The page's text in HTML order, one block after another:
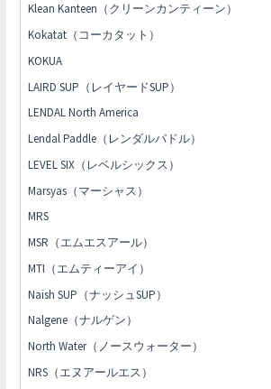
Klean Kanteen（クリーンカンティーン）
Kokatat（コーカタット）
KOKUA
LAIRD SUP（レイヤードSUP）
LENDAL North America
Lendal Paddle（レンダルパドル）
LEVEL SIX（レベルシックス）
Marsyas（マーシャス）
MRS
MSR（エムエスアール）
MTI（エムティーアイ）
Naish SUP（ナッシュSUP）
Nalgene（ナルゲン）
North Water（ノースウォーター）
NRS（エヌアールエス）